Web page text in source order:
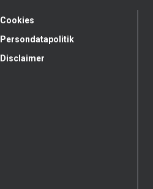
Cookies
Persondatapolitik
Disclaimer